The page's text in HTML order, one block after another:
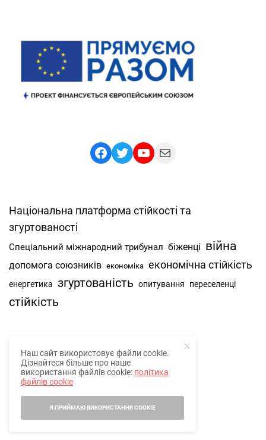
Facebook
TwitterYouTube
Mail
Національна платформа стійкості та
згуртованості
Спеціальний міжнародний трибунал біженці війна
допомога союзників економіка економічна стійкість
енергетика згуртованість опитування переселенці
стійкість
Про нас
Наша спільнота
Контакти
Наш сайт використовує файли cookie.
Дізнайтеся більше про наше
використання файлів cookie: політика
файлів cookie
Я ПРИЙМАЮ ВИКОРИСТАННЯ COOKIE